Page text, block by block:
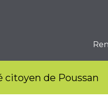
citoyen de Poussan